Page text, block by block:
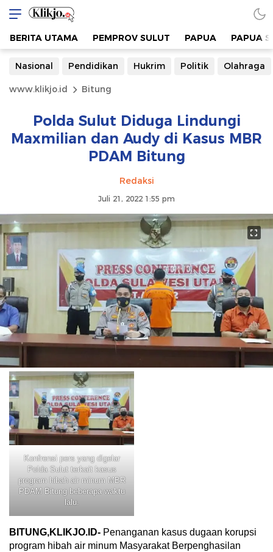
BERITA UTAMA PEMPROV SULUT PAPUA PAPUA
Nasional Pendidikan Hukrim Politik Olahraga
www.klikjo.id Bitung
Polda Sulut Diduga Lindungi
Maxmilian dan Audy di Kasus MBR
PDAM Bitung
Redaksi
Juli 21, 2022 1:55 pm
Konfrensi pers yang digelar
Polda Sulut terkait kasus
program hibah air minum MBR
PDAM Bitung beberapa waktu
lalu.
BITUNG,KLIKJO.ID- Penanganan kasus dugaan korupsi
program hibah air minum Masyarakat Berpenghasilan